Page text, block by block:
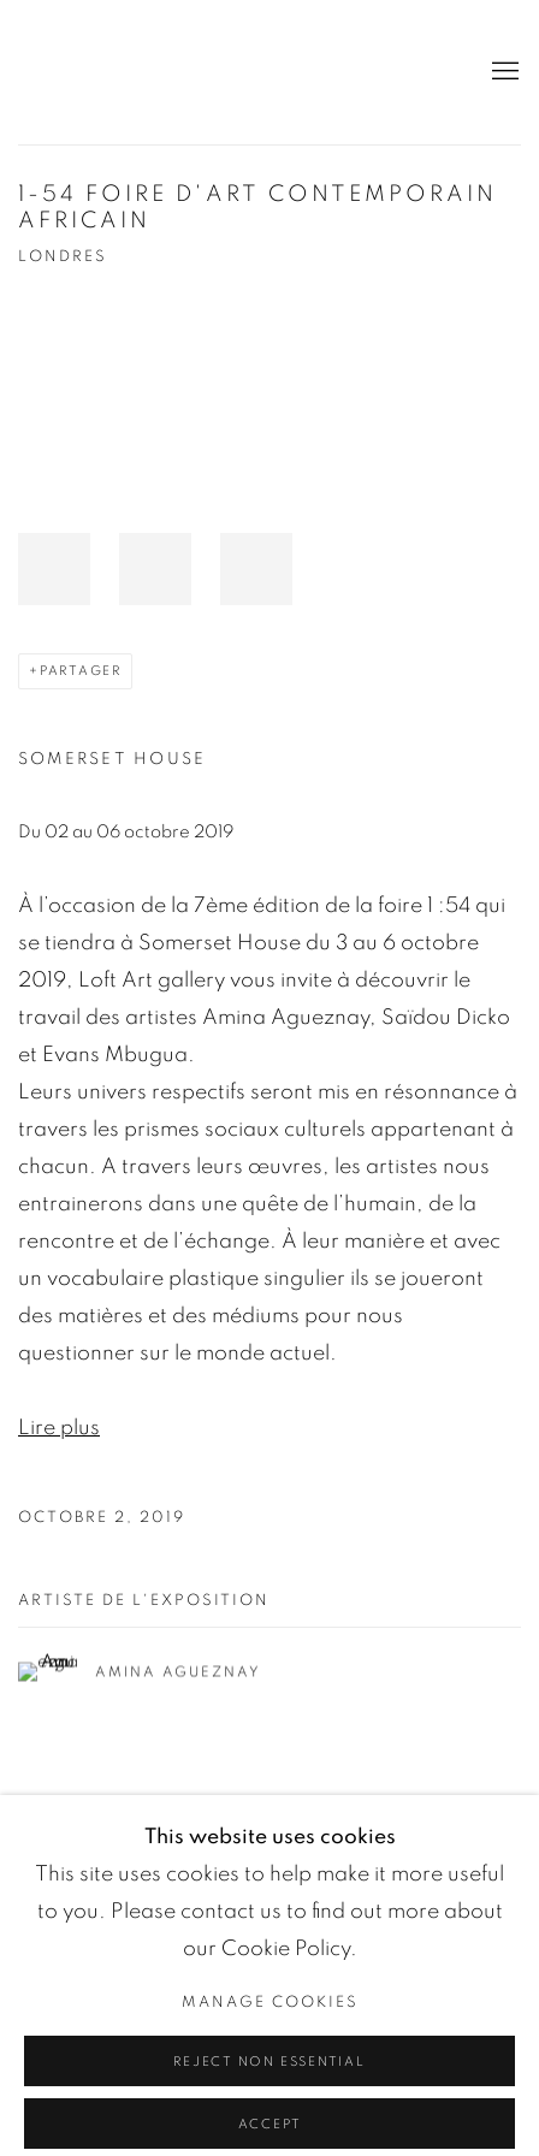
1-54 FOIRE D'ART CONTEMPORAIN
AFRICAIN
LONDRES
PARTAGER
SOMERSET HOUSE
Du 02 au 06 octobre 2019
À l’occasion de la 7ème édition de la foire 1 :54 qui
se tiendra à Somerset House du 3 au 6 octobre
2019, Loft Art gallery vous invite à découvrir le
travail des artistes Amina Agueznay, Saïdou Dicko
et Evans Mbugua.
Leurs univers respectifs seront mis en résonnance à
travers les prismes sociaux culturels appartenant à
chacun. A travers leurs œuvres, les artistes nous
entrainerons dans une quête de l’humain, de la
rencontre et de l’échange. À leur manière et avec
un vocabulaire plastique singulier ils se joueront
des matières et des médiums pour nous
questionner sur le monde actuel.
Lire plus
OCTOBRE 2, 2019
ARTISTE DE L'EXPOSITION
AMINA AGUEZNAY
COPYRIGHT ©2024 LOFT ART GALLERY SITE BY ARTLOGIC
This website uses cookies
This site uses cookies to help make it more useful
to you. Please contact us to find out more about
our Cookie Policy.
MANAGE COOKIES
REJECT NON ESSENTIAL
ACCEPT